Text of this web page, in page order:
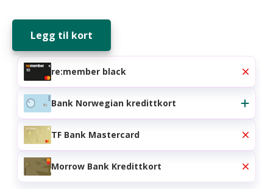
Legg til kort
re:member black
Bank Norwegian kredittkort
TF Bank Mastercard
Morrow Bank Kredittkort